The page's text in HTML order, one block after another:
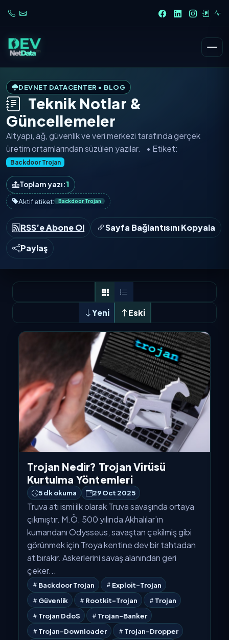
DEVNET DATACENTER • BLOG
Teknik Notlar &
Güncellemeler
Altyapı, ağ, güvenlik ve veri merkezi tarafında gerçek
üretim ortamlarından süzülen yazılar. • Etiket:
Backdoor Trojan
Toplam yazı:1
Aktif etiket:
Backdoor Trojan
RSS’e Abone Ol
Sayfa Bağlantısını Kopyala
Paylaş
Yeni Eski
Trojan Nedir? Trojan Virüsü
Kurtulma Yöntemleri
5 dk okuma 29 Oct 2025
Truva atı ismi ilk olarak Truva savaşında ortaya
çıkmıştır. M.Ö. 500 yılında Akhalılar’ın
kumandanı Odysseus, savaştan çekilmiş gibi
görünmek için Troya kentine dev bir tahtadan
at bırakır. Askerlerini savaş alanından geri
çeker...
Backdoor Trojan
Exploit-Trojan
Güvenlik
Rootkit-Trojan
Trojan
Trojan DdoS
Trojan-Banker
Trojan-Downloader
Trojan-Dropper